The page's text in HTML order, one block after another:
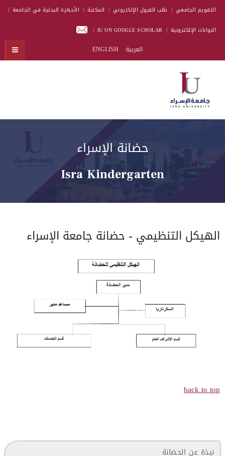
التقويم الجامعي طلب القبول الإلكتروني المكتبة الأجهزة البحثية في الجامعة
البوابات الإلكترونية IU ON GOOGLE SCHOLAR
العربية ENGLISH
حضانة الإسراء
Isra Kindergarten
الهيكل التنظيمي - حضانة جامعة الإسراء
back to top
نبذة عن الحضانة